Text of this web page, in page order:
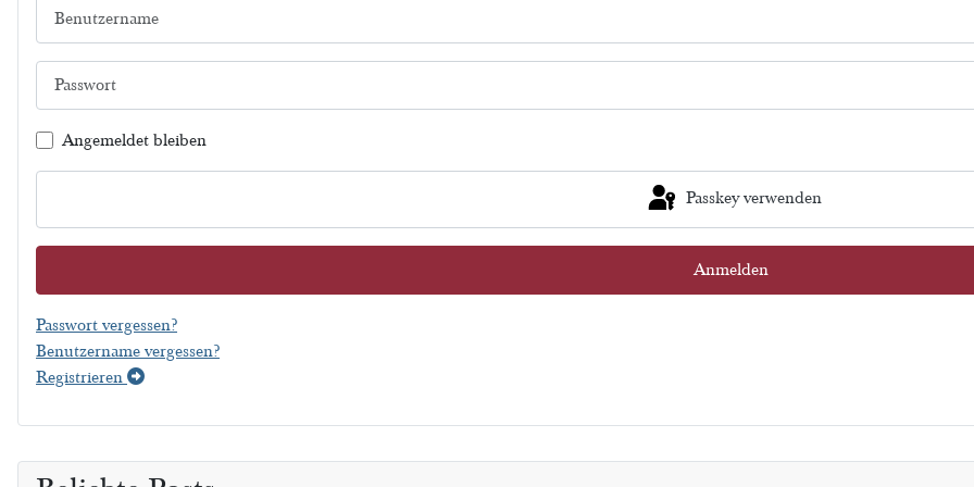
Angemeldet bleiben
Passkey verwenden
Anmelden
Passwort vergessen?
Benutzername vergessen?
Registrieren